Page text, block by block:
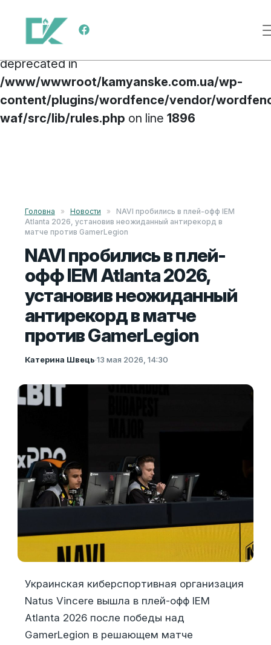
Deprecated
: preg_replace(): Passing null to
parameter #3 ($subject) of type array|string is
deprecated in
/www/wwwroot/kamyanske.com.ua/wp-
content/plugins/wordfence/vendor/
waf/src/lib/rules.php on line 1896
Меню навигации
Головна » Новости »
NAVI пробились в плей-офф IEM
Atlanta 2026, установив неожиданный антирекорд в
матче против GamerLegion
NAVI пробились в плей-
офф IEM Atlanta 2026,
установив неожиданный
антирекорд в матче
против GamerLegion
Катерина Швець·13 мая 2026, 14:30
Украинская киберспортивная организация
Natus Vincere вышла в плей-офф IEM
Atlanta 2026 после победы над
GamerLegion в решающем матче